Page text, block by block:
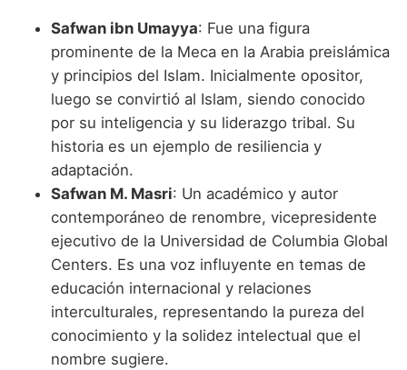
Safwan ibn Umayya: Fue una figura
prominente de la Meca en la Arabia preislámica
y principios del Islam. Inicialmente opositor,
luego se convirtió al Islam, siendo conocido
por su inteligencia y su liderazgo tribal. Su
historia es un ejemplo de resiliencia y
adaptación.
Safwan M. Masri: Un académico y autor
contemporáneo de renombre, vicepresidente
ejecutivo de la Universidad de Columbia Global
Centers. Es una voz influyente en temas de
educación internacional y relaciones
interculturales, representando la pureza del
conocimiento y la solidez intelectual que el
nombre sugiere.